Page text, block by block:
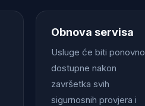
Obnova servisa
Usluge će biti ponovno
dostupne nakon
završetka svih
sigurnosnih provjera i